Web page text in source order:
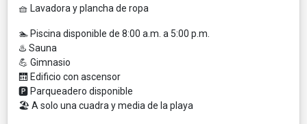
🧺 Lavadora y plancha de ropa
🏊 Piscina disponible de 8:00 a.m. a 5:00 p.m.
♨️ Sauna
💪 Gimnasio
🛗 Edificio con ascensor
🅿️ Parqueadero disponible
🏖️ A solo una cuadra y media de la playa